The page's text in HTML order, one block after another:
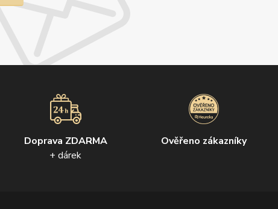
Doprava ZDARMA
+ dárek
Ověřeno zákazníky